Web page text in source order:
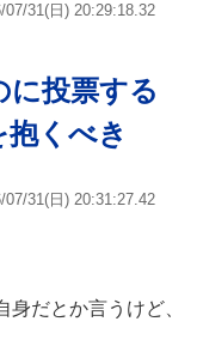
07/31(日) 20:29:18.32
に投票する
くべき
07/31(日) 20:31:27.42
だとか言うけど、